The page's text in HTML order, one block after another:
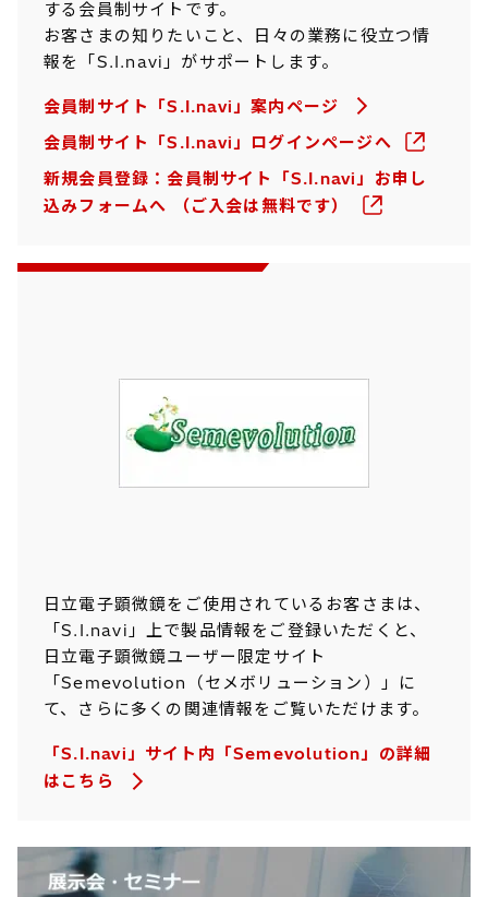
する会員制サイトです。
お客さまの知りたいこと、日々の業務に役立つ情
報を「S.I.navi」がサポートします。
会員制サイト「S.I.navi」案内ページ
会員制サイト「S.I.navi」ログインページへ
新規会員登録：会員制サイト「S.I.navi」お申し
込みフォームへ （ご入会は無料です）
日立電子顕微鏡をご使用されているお客さまは、
「S.I.navi」上で製品情報をご登録いただくと、
日立電子顕微鏡ユーザー限定サイト
「Semevolution（セメボリューション）」に
て、さらに多くの関連情報をご覧いただけます。
「S.I.navi」サイト内「Semevolution」の詳細
はこちら